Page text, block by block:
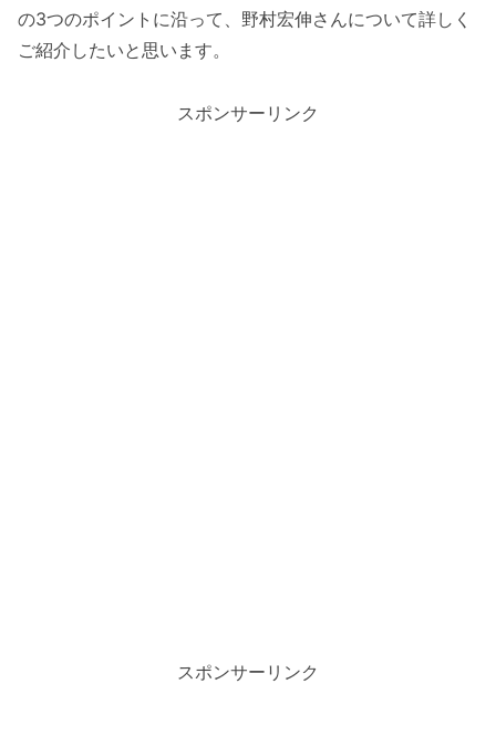
の3つのポイントに沿って、野村宏伸さんについて詳しく
ご紹介したいと思います。
スポンサーリンク
スポンサーリンク